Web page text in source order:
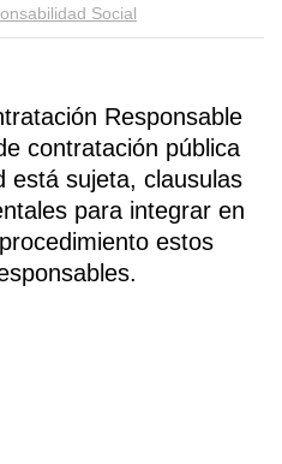
Social
Responsable
contratación pública
está sujeta, clausulas
para integrar en
estos